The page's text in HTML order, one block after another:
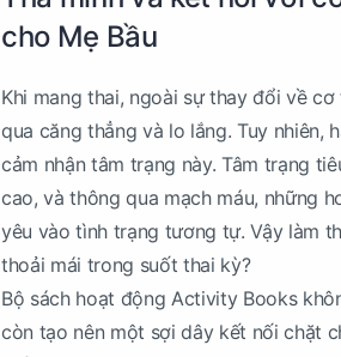
cho Mẹ Bầu
Khi mang thai, ngoài sự thay đổi về
qua căng thẳng và lo lắng. Tuy nhiên,
cảm nhận tâm trạng này. Tâm trạng
cao, và thông qua mạch máu, những
yêu vào tình trạng tương tự. Vậy làm
thoải mái trong suốt thai kỳ?
Bộ sách hoạt động Activity Books
còn tạo nên một sợi dây kết nối chặt